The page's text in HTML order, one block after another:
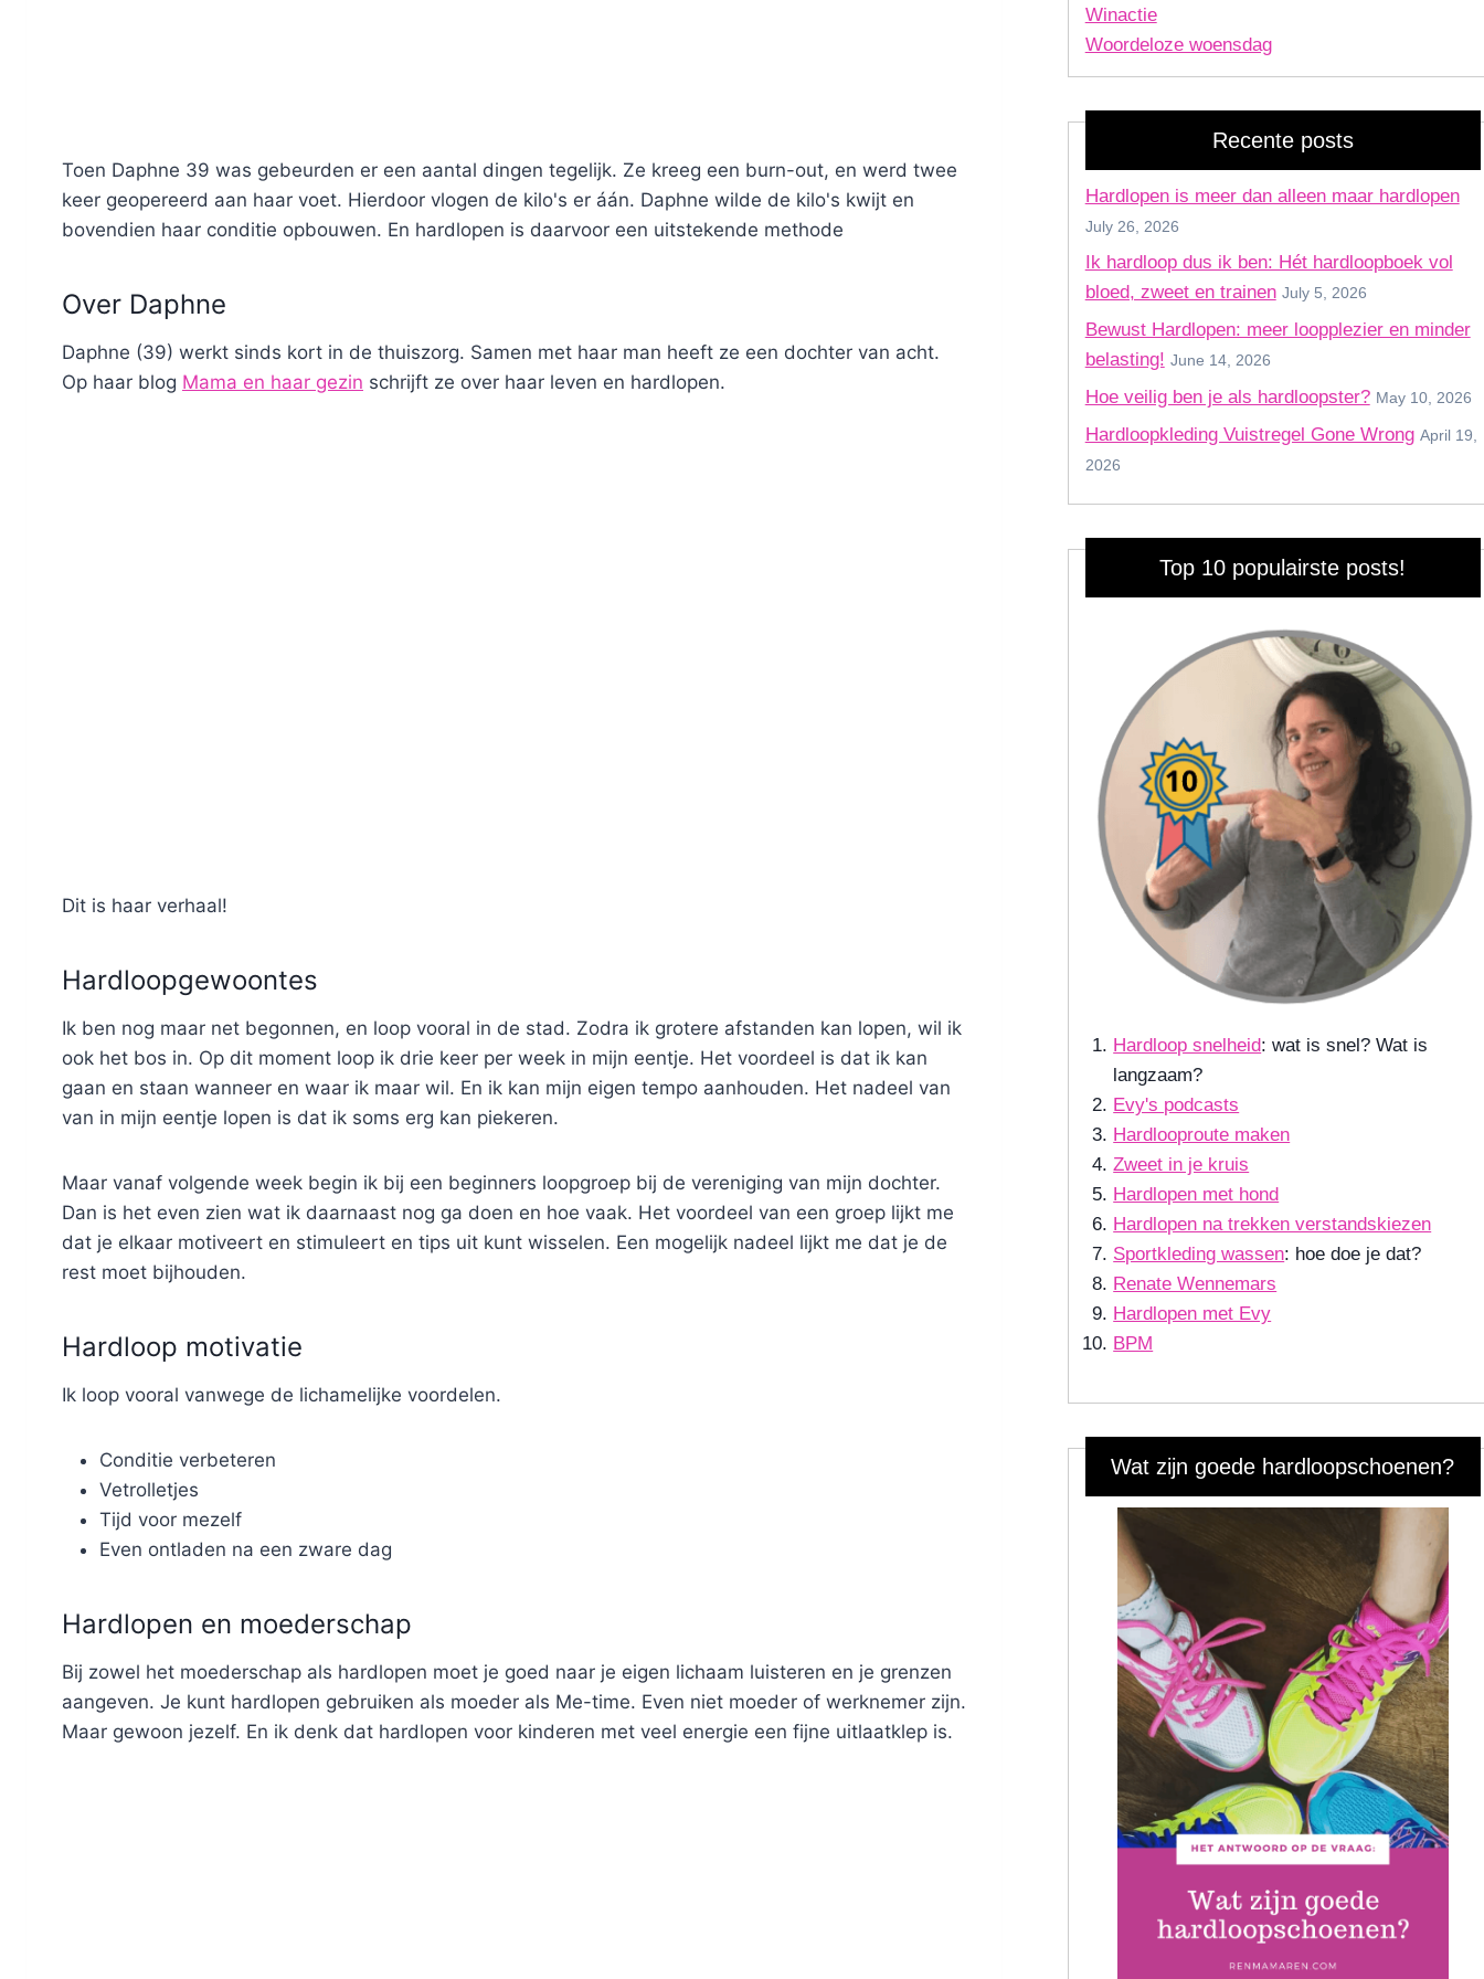
Toen Daphne 39 was gebeurden er een aantal dingen tegelijk. Ze kreeg een burn-out, en werd twee
keer geopereerd aan haar voet. Hierdoor vlogen de kilo's er áán. Daphne wilde de kilo's kwijt en
bovendien haar conditie opbouwen. En hardlopen is daarvoor een uitstekende methode
Over Daphne
Daphne (39) werkt sinds kort in de thuiszorg. Samen met haar man heeft ze een dochter van acht.
Op haar blog Mama en haar gezin schrijft ze over haar leven en hardlopen.
Dit is haar verhaal!
Hardloopgewoontes
Ik ben nog maar net begonnen, en loop vooral in de stad. Zodra ik grotere afstanden kan lopen, wil ik
ook het bos in. Op dit moment loop ik drie keer per week in mijn eentje. Het voordeel is dat ik kan
gaan en staan wanneer en waar ik maar wil. En ik kan mijn eigen tempo aanhouden. Het nadeel van
van in mijn eentje lopen is dat ik soms erg kan piekeren.
Maar vanaf volgende week begin ik bij een beginners loopgroep bij de vereniging van mijn dochter.
Dan is het even zien wat ik daarnaast nog ga doen en hoe vaak. Het voordeel van een groep lijkt me
dat je elkaar motiveert en stimuleert en tips uit kunt wisselen. Een mogelijk nadeel lijkt me dat je de
rest moet bijhouden.
Hardloop motivatie
Ik loop vooral vanwege de lichamelijke voordelen.
Conditie verbeteren
Vetrolletjes
Tijd voor mezelf
Even ontladen na een zware dag
Hardlopen en moederschap
Bij zowel het moederschap als hardlopen moet je goed naar je eigen lichaam luisteren en je grenzen
aangeven. Je kunt hardlopen gebruiken als moeder als Me-time. Even niet moeder of werknemer zijn.
Maar gewoon jezelf. En ik denk dat hardlopen voor kinderen met veel energie een fijne uitlaatklep is.
Winactie
Woordeloze woensdag
Recente posts
Hardlopen is meer dan alleen maar hardlopen
July 26, 2026
Ik hardloop dus ik ben: Hét hardloopboek vol
bloed, zweet en trainen July 5, 2026
Bewust Hardlopen: meer loopplezier en minder
belasting! June 14, 2026
Hoe veilig ben je als hardloopster? May 10, 2026
Hardloopkleding Vuistregel Gone Wrong April 19,
2026
Top 10 populairste posts!
Hardloop snelheid: wat is snel? Wat is
langzaam?
Evy's podcasts
Hardlooproute maken
Zweet in je kruis
Hardlopen met hond
Hardlopen na trekken verstandskiezen
Sportkleding wassen: hoe doe je dat?
Renate Wennemars
Hardlopen met Evy
BPM
Wat zijn goede hardloopschoenen?